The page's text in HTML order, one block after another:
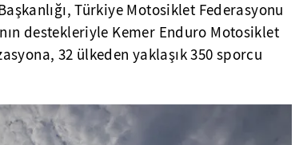
Türkiye Motosiklet Federasyonu
destekleriyle Kemer Enduro Motosiklet
32 ülkeden yaklaşık 350 sporcu